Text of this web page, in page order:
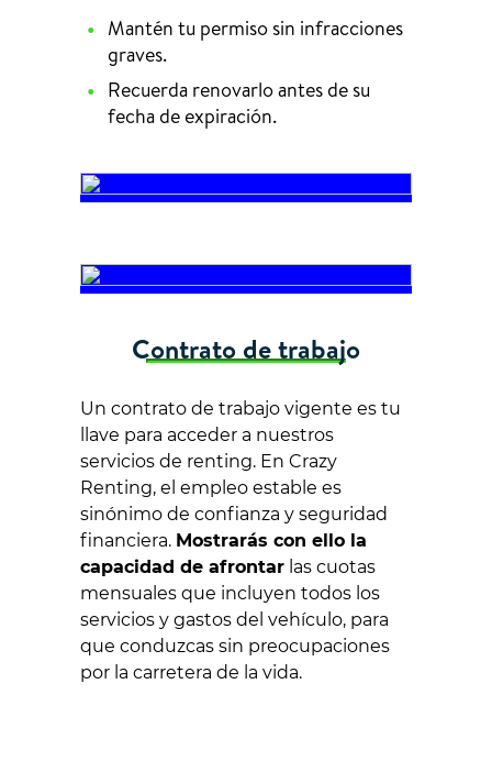
Mantén tu permiso sin infracciones
graves.
Recuerda renovarlo antes de su
fecha de expiración.
Contrato de trabajo
Un contrato de trabajo vigente es tu
llave para acceder a nuestros
servicios de renting. En Crazy
Renting, el empleo estable es
sinónimo de confianza y seguridad
financiera. Mostrarás con ello la
capacidad de afrontarlas cuotas
mensuales que incluyen todos los
servicios y gastos del vehículo, para
que conduzcas sin preocupaciones
por la carretera de la vida.